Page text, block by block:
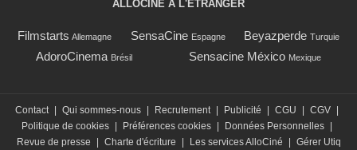
ALLOCINÉ À L'ÉTRANGER
Filmstarts Allemagne SensaCine Espagne Beyazperde Turquie
AdoroCinema Brésil Sensacine México Mexique
Contact Qui sommes-nous Recrutement Publicité CGU CGV
Politique de cookies
Préférences cookies Données Personnelles
Revue de presse
Charte d'écriture Les services AlloCiné Gérer Utiq